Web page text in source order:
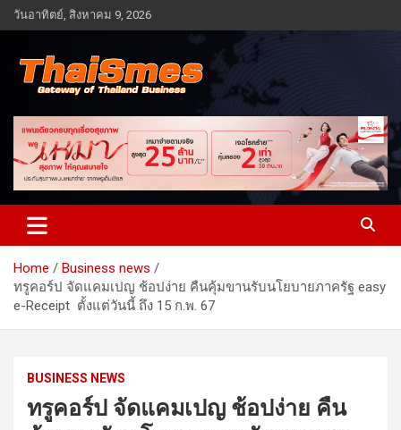
Skip
to
วันอาทิตย์, สิงหาคม 9, 2026
Thaismes
Home
Business news
ทรูคอร์ป จัดแคมเปญ ช้อปง่าย คืนคุ้มขานรับนโยบายภาครัฐ easy
e-Receipt ตั้งแต่วันนี้ ถึง 15 ก.พ. 67
BUSINESS NEWS
ทรูคอร์ป จัดแคมเปญ ช้อปง่าย คืน